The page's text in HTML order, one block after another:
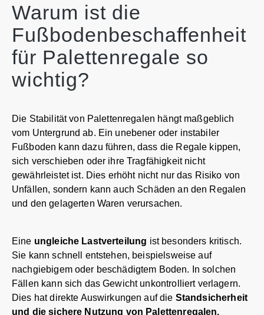
Warum ist die
Fußbodenbeschaffenheit
für Palettenregale so
wichtig?
Die Stabilität von Palettenregalen hängt maßgeblich
vom Untergrund ab. Ein unebener oder instabiler
Fußboden kann dazu führen, dass die Regale kippen,
sich verschieben oder ihre Tragfähigkeit nicht
gewährleistet ist. Dies erhöht nicht nur das Risiko von
Unfällen, sondern kann auch Schäden an den Regalen
und den gelagerten Waren verursachen.
Eine ungleiche Lastverteilung ist besonders kritisch.
Sie kann schnell entstehen, beispielsweise auf
nachgiebigem oder beschädigtem Boden. In solchen
Fällen kann sich das Gewicht unkontrolliert verlagern.
Dies hat direkte Auswirkungen auf die Standsicherheit
und die sichere Nutzung von Palettenregalen.